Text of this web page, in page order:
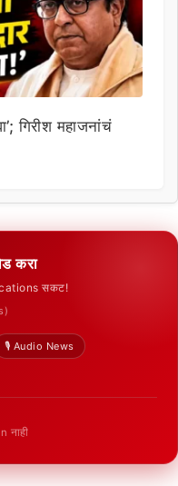
गिरीश महाजनांचं
करा
सकट!
🎙️ Audio News
नाही